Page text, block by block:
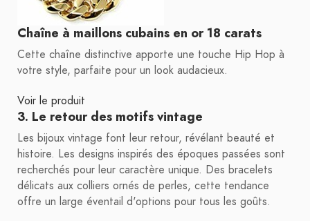
Chaîne à maillons cubains en or 18 carats
Cette chaîne distinctive apporte une touche Hip Hop à
votre style, parfaite pour un look audacieux.
Voir le produit
3. Le retour des motifs vintage
Les bijoux vintage font leur retour, révélant beauté et
histoire. Les designs inspirés des époques passées sont
recherchés pour leur caractère unique. Des bracelets
délicats aux colliers ornés de perles, cette tendance
offre un large éventail d'options pour tous les goûts.